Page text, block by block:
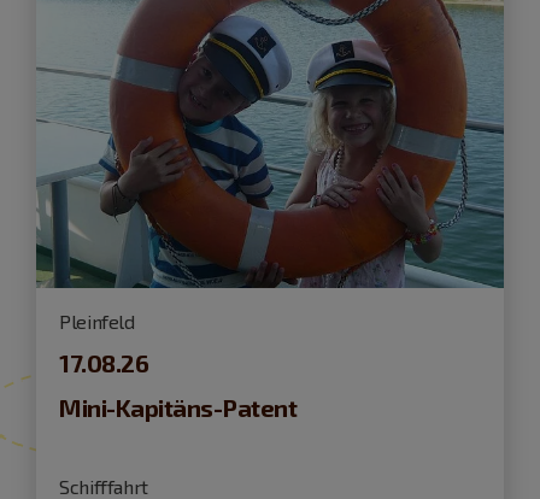
Pleinfeld
17.08.26
Mini-Kapitäns-Patent
Schifffahrt